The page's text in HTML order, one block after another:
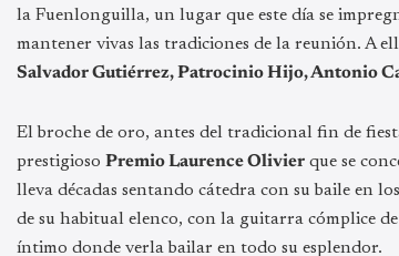
la Fuenlonguilla, un lugar que este día se
mantener vivas las tradiciones de la reunión. A
Salvador Gutiérrez, Patrocinio Hijo, Antonio
El broche de oro, antes del tradicional fin de
prestigioso Premio Laurence Olivier que se
lleva décadas sentando cátedra con su baile en
de su habitual elenco, con la guitarra cómplice de
íntimo donde verla bailar en todo su esplendor.